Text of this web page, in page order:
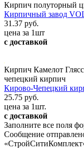
Кирпич полуторный
Кирпичный завод
31.37 руб.
цена за 1шт
с доставкой
Кирпич Камелот
чепецкий кирпич
Кирово-Чепецкий
25.75 руб.
цена за 1шт.
с доставкой
Заполните все поля
Сообщение